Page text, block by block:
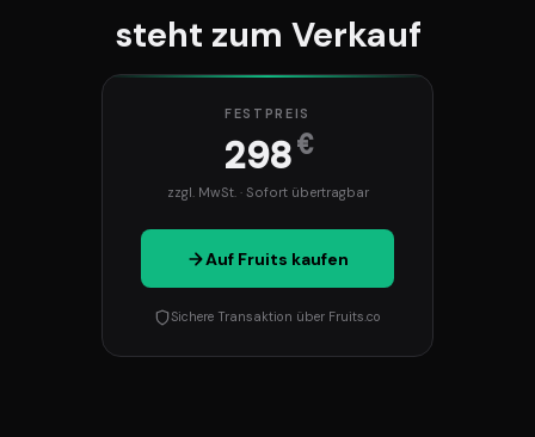
steht zum Verkauf
FESTPREIS
298€
zzgl. MwSt. · Sofort übertragbar
Auf Fruits kaufen
Sichere Transaktion über Fruits.co